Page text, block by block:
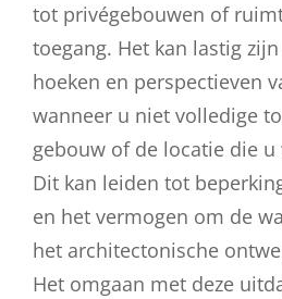
tot privégebouwen of
toegang. Het kan lastig
hoeken en perspectieven
wanneer u niet volledige
gebouw of de locatie die
Dit kan leiden tot
en het vermogen om de
het architectonische
Het omgaan met deze